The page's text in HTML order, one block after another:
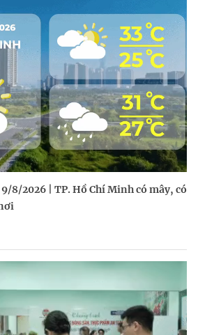
8/2026 | TP. Hồ Chí Minh có mây, có